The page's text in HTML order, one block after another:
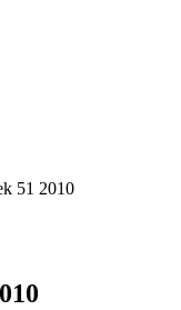
51 2010